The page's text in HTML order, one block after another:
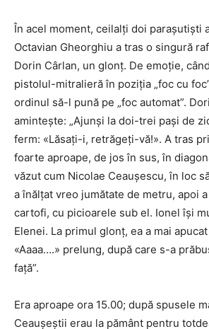
În acel moment, ceilalţi doi paraşutişti
Octavian Gheorghiu a tras o singură
Dorin Cârlan, un glonţ. De emoţie,
pistolul-mitralieră în poziţia „foc cu
ordinul să-l pună pe „foc automat”.
aminteşte: „Ajunşi la doi-trei paşi de
ferm: «Lăsaţi-i, retrăgeţi-vă!». A tras
foarte aproape, de jos în sus, în
văzut cum Nicolae Ceauşescu, în loc
a înălţat vreo jumătate de metru, apoi
cartofi, cu picioarele sub el. Ionel îşi
Elenei. La primul glonţ, ea a mai
«Aaaa….» prelung, după care s-a
faţă”.
Era aproape ora 15.00; după spusele
Ceauşeştii erau la pământ pentru